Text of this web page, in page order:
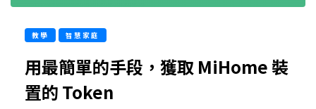
教學 智慧家庭
用最簡單的手段，獲取 MiHome 裝
置的 Token